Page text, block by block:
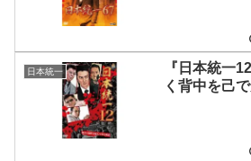
日本統一
『日本統一
く背中を己